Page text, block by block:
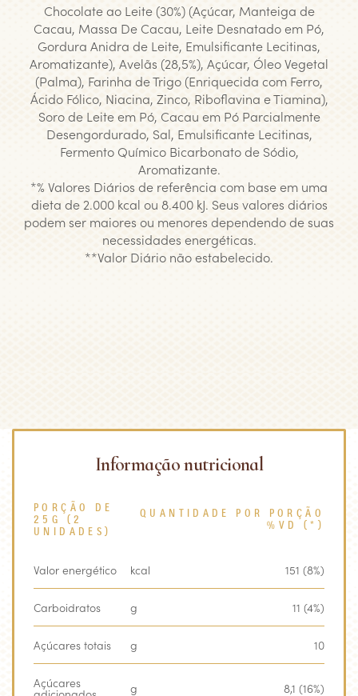
Chocolate ao Leite (30%) (Açúcar, Manteiga de
Cacau, Massa De Cacau, Leite Desnatado em Pó,
Gordura Anidra de Leite, Emulsificante Lecitinas,
Aromatizante), Avelãs (28,5%), Açúcar, Óleo Vegetal
(Palma), Farinha de Trigo (Enriquecida com Ferro,
Ácido Fólico, Niacina, Zinco, Riboflavina e Tiamina),
Soro de Leite em Pó, Cacau em Pó Parcialmente
Desengordurado, Sal, Emulsificante Lecitinas,
Fermento Químico Bicarbonato de Sódio,
Aromatizante.
*% Valores Diários de referência com base em uma
dieta de 2.000 kcal ou 8.400 kJ. Seus valores diários
podem ser maiores ou menores dependendo de suas
necessidades energéticas.
**Valor Diário não estabelecido.
Informação nutricional
PORÇÃO DE
25G (2
UNIDADES)
QUANTIDADE POR PORÇÃO
%VD (*)
Valor energético kcal 151 (8%)
Carboidratos g 11 (4%)
Açúcares totais g 10
Açúcares g 8,1 (16%)